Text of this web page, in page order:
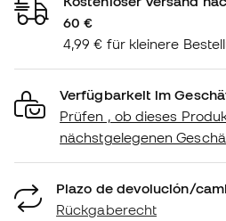
60 €
4,99 € für kleinere
Verfügbarkeit im
Prüfen , ob dieses
nächstgelegenen
Plazo de devolución/
Rückgaberecht